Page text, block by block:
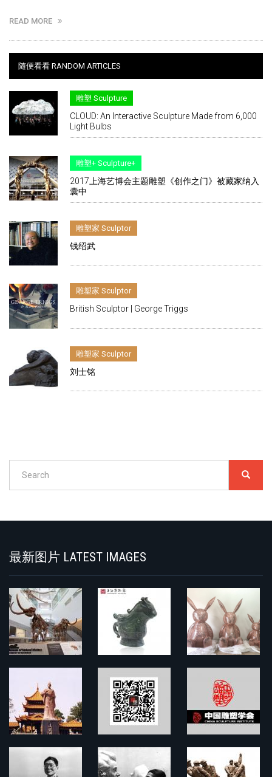
READ MORE
随便看看 RANDOM ARTICLES
雕塑 Sculpture
CLOUD: An Interactive Sculpture Made from 6,000
Light Bulbs
雕塑+ Sculpture+
2017上海艺博会主题雕塑《创作之门》被藏家纳入
囊中
雕塑家 Sculptor
钱绍武
雕塑家 Sculptor
British Sculptor | George Triggs
雕塑家 Sculptor
刘士铭
最新图片 LATEST IMAGES